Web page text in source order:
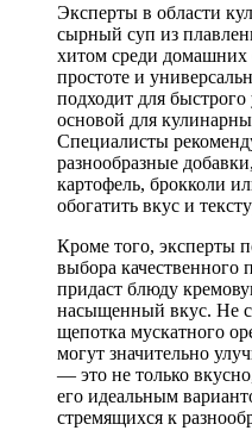
Эксперты в области
сырный суп из
хитом среди домашних
простоте и
подходит для
основой для
Специалисты
разнообразные
картофель, брокколи
обогатить вкус и
Кроме того, эксперты
выбора качественного
придаст блюду
насыщенный вкус. Не
щепотка мускатного
могут значительно
— это не только
его идеальным
стремящихся к